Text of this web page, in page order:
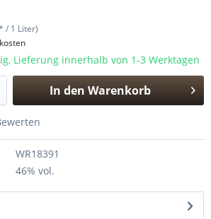
/ 1 Liter)
Lieferung innerhalb von 1-3 Werktagen
In den Warenkorb
WR18391
46% vol.